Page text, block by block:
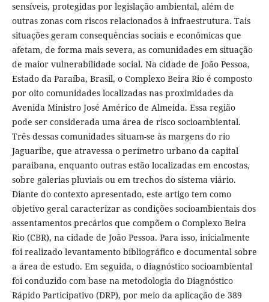
sensíveis, protegidas por legislação ambiental, além de
outras zonas com riscos relacionados à infraestrutura. Tais
situações geram consequências sociais e econômicas que
afetam, de forma mais severa, as comunidades em situação
de maior vulnerabilidade social. Na cidade de João Pessoa,
Estado da Paraíba, Brasil, o Complexo Beira Rio é composto
por oito comunidades localizadas nas proximidades da
Avenida Ministro José Américo de Almeida. Essa região
pode ser considerada uma área de risco socioambiental.
Três dessas comunidades situam-se às margens do rio
Jaguaribe, que atravessa o perímetro urbano da capital
paraibana, enquanto outras estão localizadas em encostas,
sobre galerias pluviais ou em trechos do sistema viário.
Diante do contexto apresentado, este artigo tem como
objetivo geral caracterizar as condições socioambientais dos
assentamentos precários que compõem o Complexo Beira
Rio (CBR), na cidade de João Pessoa. Para isso, inicialmente
foi realizado levantamento bibliográfico e documental sobre
a área de estudo. Em seguida, o diagnóstico socioambiental
foi conduzido com base na metodologia do Diagnóstico
Rápido Participativo (DRP), por meio da aplicação de 389